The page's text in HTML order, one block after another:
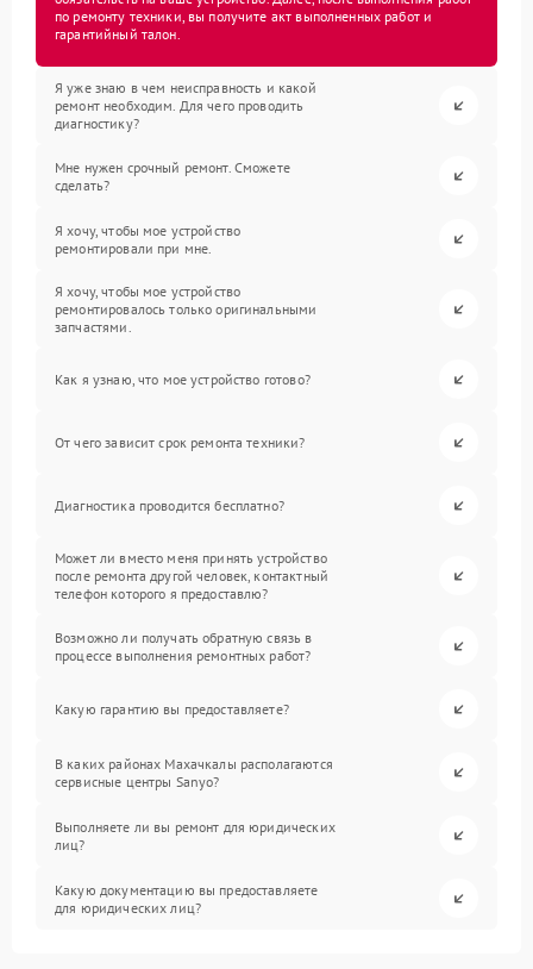
по ремонту техники, вы получите акт выполненных работ и
гарантийный талон.
Я уже знаю в чем неисправность и какой
ремонт необходим. Для чего проводить
диагностику?
Мне нужен срочный ремонт. Сможете
сделать?
Я хочу, чтобы мое устройство
ремонтировали при мне.
Я хочу, чтобы мое устройство
ремонтировалось только оригинальными
запчастями.
Как я узнаю, что мое устройство готово?
От чего зависит срок ремонта техники?
Диагностика проводится бесплатно?
Может ли вместо меня принять устройство
после ремонта другой человек, контактный
телефон которого я предоставлю?
Возможно ли получать обратную связь в
процессе выполнения ремонтных работ?
Какую гарантию вы предоставляете?
В каких районах Махачкалы располагаются
сервисные центры Sanyo?
Выполняете ли вы ремонт для юридических
лиц?
Какую документацию вы предоставляете
для юридических лиц?